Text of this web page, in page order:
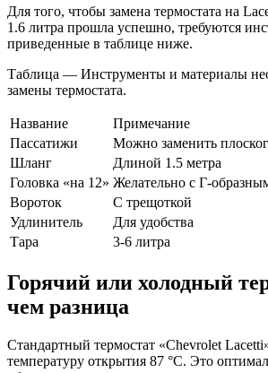
Для того, чтобы замена термостата на
1.6 литра прошла успешно, требуются
приведенные в таблице ниже.
Таблица — Инструменты и материалы
замены термостата.
Название
Примечание
Пассатижи
Можно заменить
Шланг
Длиной 1.5 метра
Головка «на 12» Желательно с Г-
Вороток
С трещоткой
Удлинитель
Для удобства
Тара
3-6 литра
Горячий или холодный
чем разница
Стандартный термостат «Chevrolet
температуру открытия 87 °C. Это